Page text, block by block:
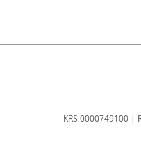
KRS 0000749100 |